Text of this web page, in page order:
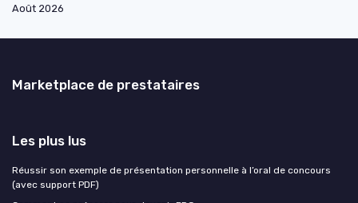
Août 2026
Marketplace de prestataires
Les plus lus
Réussir son exemple de présentation personnelle à l’oral de concours
(avec support PDF)